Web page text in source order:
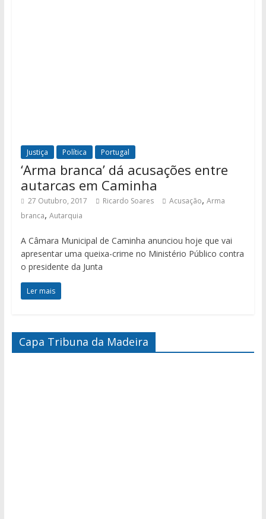
Justiça Política Portugal
‘Arma branca’ dá acusações entre
autarcas em Caminha
27 Outubro, 2017 Ricardo Soares Acusação, Arma
branca, Autarquia
A Câmara Municipal de Caminha anunciou hoje que vai
apresentar uma queixa-crime no Ministério Público contra
o presidente da Junta
Ler mais
Capa Tribuna da Madeira